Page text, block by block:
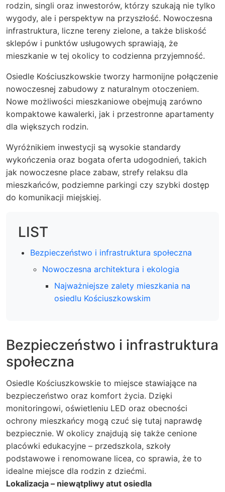
rodzin, singli oraz inwestorów, którzy szukają nie tylko
wygody, ale i perspektyw na przyszłość. Nowoczesna
infrastruktura, liczne tereny zielone, a także bliskość
sklepów i punktów usługowych sprawiają, że
mieszkanie w tej okolicy to codzienna przyjemność.
Osiedle Kościuszkowskie tworzy harmonijne połączenie
nowoczesnej zabudowy z naturalnym otoczeniem.
Nowe możliwości mieszkaniowe obejmują zarówno
kompaktowe kawalerki, jak i przestronne apartamenty
dla większych rodzin.
Wyróżnikiem inwestycji są wysokie standardy
wykończenia oraz bogata oferta udogodnień, takich
jak nowoczesne place zabaw, strefy relaksu dla
mieszkańców, podziemne parkingi czy szybki dostęp
do komunikacji miejskiej.
LIST
Bezpieczeństwo i infrastruktura społeczna
Nowoczesna architektura i ekologia
Najważniejsze zalety mieszkania na
osiedlu Kościuszkowskim
Bezpieczeństwo i infrastruktura
społeczna
Osiedle Kościuszkowskie to miejsce stawiające na
bezpieczeństwo oraz komfort życia. Dzięki
monitoringowi, oświetleniu LED oraz obecności
ochrony mieszkańcy mogą czuć się tutaj naprawdę
bezpiecznie. W okolicy znajdują się także cenione
placówki edukacyjne – przedszkola, szkoły
podstawowe i renomowane licea, co sprawia, że to
idealne miejsce dla rodzin z dziećmi.
Lokalizacja – niewątpliwy atut osiedla